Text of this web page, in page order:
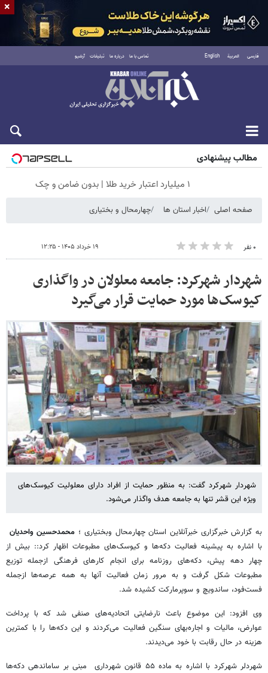
فارسی العربية English تماس با ما درباره ما تبلیغات آرشیو
شنبه ۱۷ مرداد ۱۴۰۵
مطالب پیشنهادی
۱ میلیارد اعتبار خرید طلا | بدون ضامن و چک
صفحه اصلی اخبار استان ها چهارمحال و بختیاری
۰ نفر ۱۹ خرداد ۱۴۰۵ - ۱۲:۲۵
شهردار شهرکرد: جامعه معلولان در واگذاری
کیوسک‌ها مورد حمایت قرار می‌گیرد
شهردار شهرکرد گفت: به منظور حمایت از افراد دارای معلولیت کیوسک‌های
ویژه این قشر تنها به جامعه هدف واگذار می‌شود.
به گزارش خبرگزاری خبرآنلاین استان چهارمحال وبختیاری ؛ محمدحسین واحدیان
با اشاره به پیشینه فعالیت دکه‌ها و کیوسک‌های مطبوعات اظهار کرد:: بیش از
چهار دهه پیش، دکه‌های روزنامه برای انجام کارهای فرهنگی ازجمله توزیع
مطبوعات شکل گرفت و به مرور زمان فعالیت آنها به همه عرصه‌ها ازجمله
فست‌فود، ساندویچ و سوپرمارکت کشیده شد.
وی افزود: این موضوع باعث نارضایتی اتحادیه‌های صنفی شد که با پرداخت
عوارض، مالیات و اجاره‌بهای سنگین فعالیت می‌کردند و این دکه‌ها را با کمترین
هزینه در حال رقابت با خود می‌دیدند.
شهردلر شهرکرد با اشاره به ماده ۵۵ قانون شهرداری مبنی بر ساماندهی دکه‌ها
×